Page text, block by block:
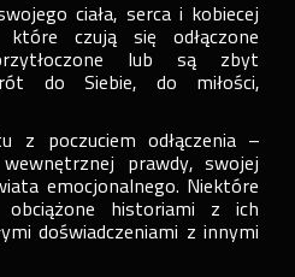
ciała, serca i kobiecej
które czują się odłączone
lub są zbyt
do Siebie, do miłości,
z poczuciem odłączenia –
prawdy, swojej
emocjonalnego. Niektóre
historiami z ich
doświadczeniami z innymi